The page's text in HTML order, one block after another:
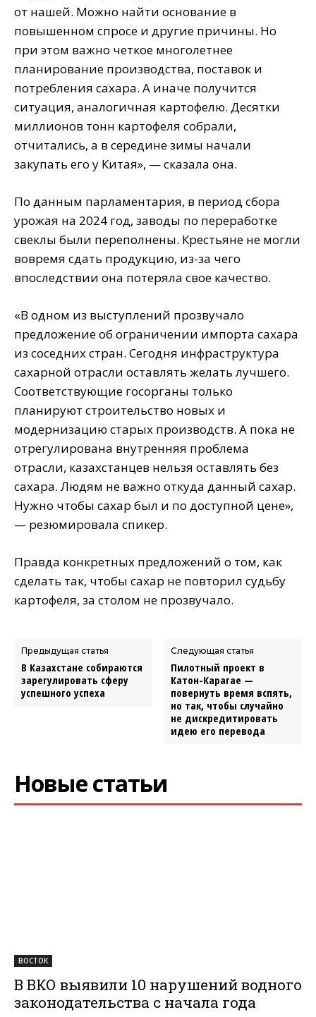
от нашей. Можно найти основание в
повышенном спросе и другие причины. Но
при этом важно четкое многолетнее
планирование производства, поставок и
потребления сахара. А иначе получится
ситуация, аналогичная картофелю. Десятки
миллионов тонн картофеля собрали,
отчитались, а в середине зимы начали
закупать его у Китая», — сказала она.
По данным парламентария, в период сбора
урожая на 2024 год, заводы по переработке
свеклы были переполнены. Крестьяне не могли
вовремя сдать продукцию, из-за чего
впоследствии она потеряла свое качество.
«В одном из выступлений прозвучало
предложение об ограничении импорта сахара
из соседних стран. Сегодня инфраструктура
сахарной отрасли оставлять желать лучшего.
Соответствующие госорганы только
планируют строительство новых и
модернизацию старых производств. А пока не
отрегулирована внутренняя проблема
отрасли, казахстанцев нельзя оставлять без
сахара. Людям не важно откуда данный сахар.
Нужно чтобы сахар был и по доступной цене»,
— резюмировала спикер.
Правда конкретных предложений о том, как
сделать так, чтобы сахар не повторил судьбу
картофеля, за столом не прозвучало.
Предыдущая статья
В Казахстане собираются
зарегулировать сферу
успешного успеха
Следующая статья
Пилотный проект в
Катон-Карагае —
повернуть время вспять,
но так, чтобы случайно
не дискредитировать
идею его перевода
Новые статьи
ВОСТОК
В ВКО выявили 10 нарушений водного
законодательства с начала года